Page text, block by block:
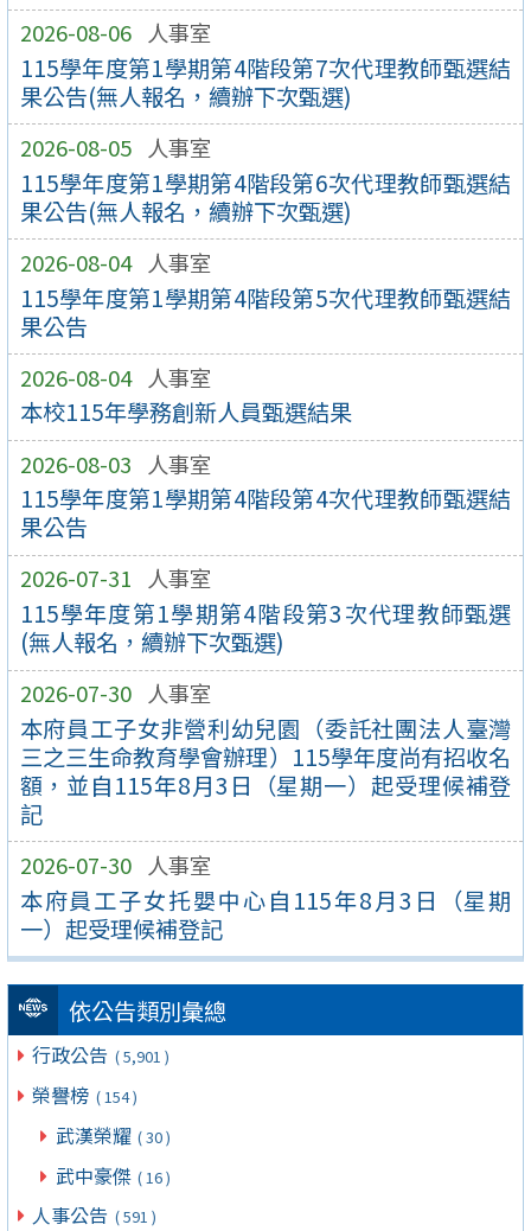
2026-08-06 人事室
115學年度第1學期第4階段第7次代理教師甄選結
果公告(無人報名，續辦下次甄選)
2026-08-05 人事室
115學年度第1學期第4階段第6次代理教師甄選結
果公告(無人報名，續辦下次甄選)
2026-08-04 人事室
115學年度第1學期第4階段第5次代理教師甄選結
果公告
2026-08-04 人事室
本校115年學務創新人員甄選結果
2026-08-03 人事室
115學年度第1學期第4階段第4次代理教師甄選結
果公告
2026-07-31 人事室
115學年度第1學期第4階段第3次代理教師甄選
(無人報名，續辦下次甄選)
2026-07-30 人事室
本府員工子女非營利幼兒園（委託社團法人臺灣
三之三生命教育學會辦理）115學年度尚有招收名
額，並自115年8月3日（星期一）起受理候補登
記
2026-07-30 人事室
本府員工子女托嬰中心自115年8月3日（星期
一）起受理候補登記
依公告類別彙總
行政公告 ( 5,901 )
榮譽榜 ( 154 )
武漢榮耀 ( 30 )
武中豪傑 ( 16 )
人事公告 ( 591 )